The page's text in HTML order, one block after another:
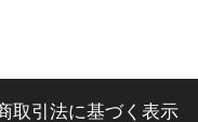
取引法に基づく表示